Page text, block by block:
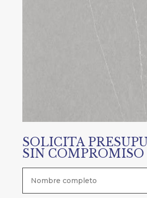
SOLICITA
SIN COMPROMISO